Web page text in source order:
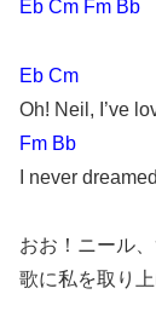
Eb Cm Fm Bb
Eb Cm
Oh! Neil, I’ve
Fm Bb
I never
おお！ニール
歌に私を取り